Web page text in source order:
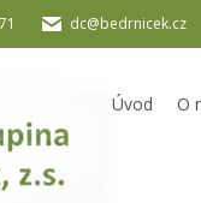
dc@bedrnicek.cz
Úvod O
a muzikoterapii Začít